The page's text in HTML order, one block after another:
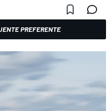
PREFERENTE